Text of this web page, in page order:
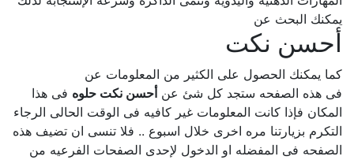
يمكنك البحث عن
أحسن نكت
كما يمكنك الحصول على الكثير من المعلومات عن
فى هذه الصفحه ستجد كل شئ عنأحسن نكت حلوهفى هذا
المكان فإذا كانت المعلومات غير كافيه فى الوقت الحالى الرجاء
التكرم بزيارتنا مره اخرى خلال اسبوع .. فلا تنسى ان تضيف هذه
الصفحه فى المفضله او الدخول لإحدى الصفحات الفرعيه من